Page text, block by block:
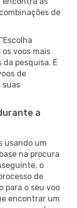
de
voos mais
pesquisa. E
de
suas
a
usando um
na procura
o
de
para o seu voo
encontrar um